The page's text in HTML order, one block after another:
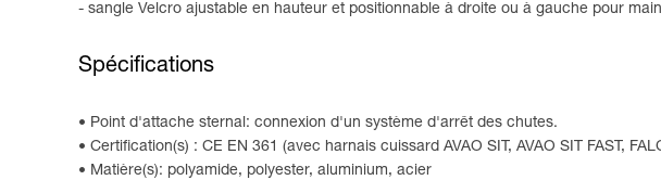
- sangle Velcro ajustable en hauteur et positionnable à droite ou à gauche pour
Spécifications
Point d'attache sternal: connexion d'un système d'arrêt des chutes.
Certification(s) : CE EN 361 (avec harnais cuissard AVAO SIT, AVAO SIT FAST,
Matière(s): polyamide, polyester, aluminium, acier